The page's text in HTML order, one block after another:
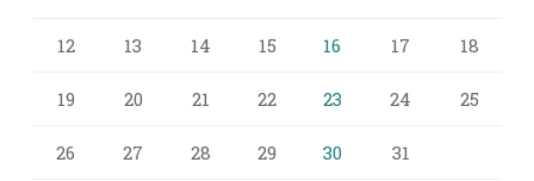
12 13 14 15 16 17 18
19 20 21 22 23 24 25
26 27 28 29 30 31